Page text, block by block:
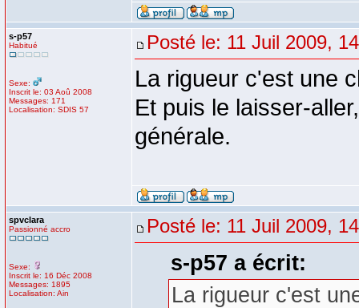
s-p57
Habitué
Sexe:
Inscrit le: 03 Aoû 2008
Messages: 171
Localisation: SDIS 57
Posté le: 11 Juil 2009,
La rigueur c'est une
Et puis le laisser-
générale.
spvclara
Passionné accro
Sexe:
Inscrit le: 16 Déc 2008
Messages: 1895
Localisation: Ain
Posté le: 11 Juil 2009,
s-p57 a écrit:
La rigueur c'est